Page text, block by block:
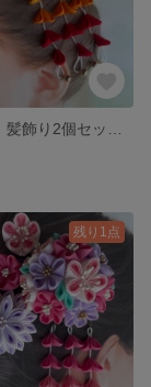
残り1点